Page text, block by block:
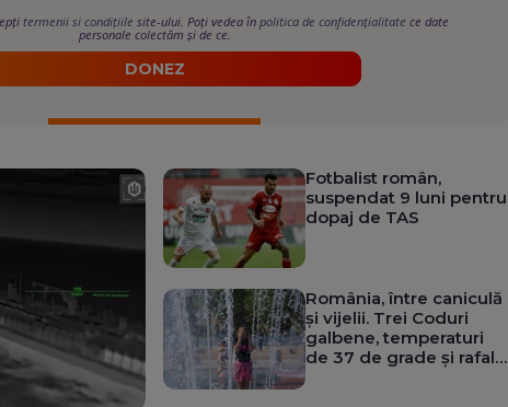
termenii si condițiile site-ului. Poți vedea înpolitica de confidențialitate ce date
personale colectăm și de ce.
DONEZ
Fotbalist român,
suspendat 9 luni pentru
dopaj de TAS
România, între caniculă
și vijelii. Trei Coduri
galbene, temperaturi
de 37 de grade și rafale